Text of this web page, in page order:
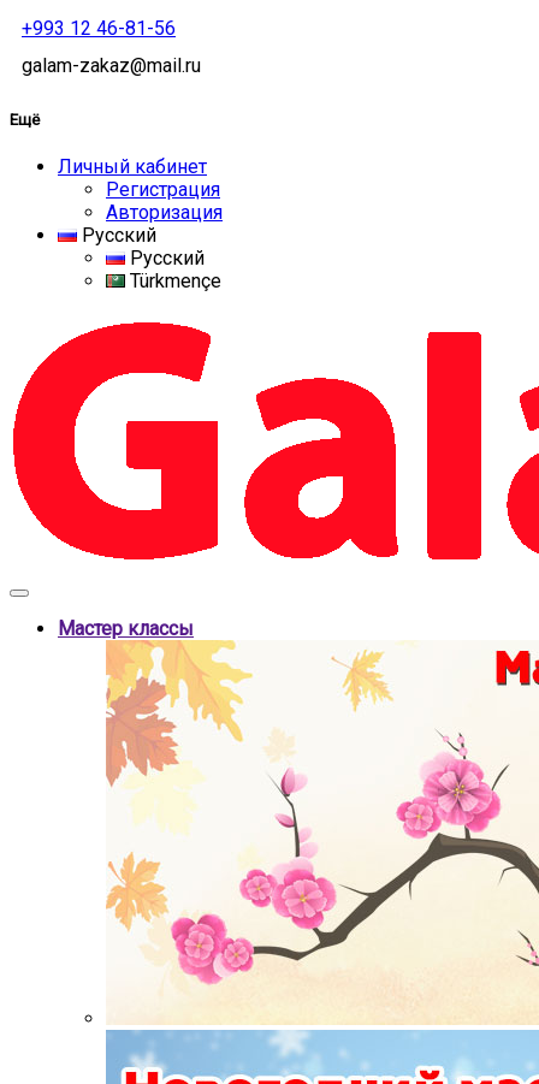
+993 12 46-81-56
galam-zakaz@mail.ru
Ещё
Личный кабинет
Регистрация
Авторизация
Русский
Русский
Türkmençe
Мастер классы